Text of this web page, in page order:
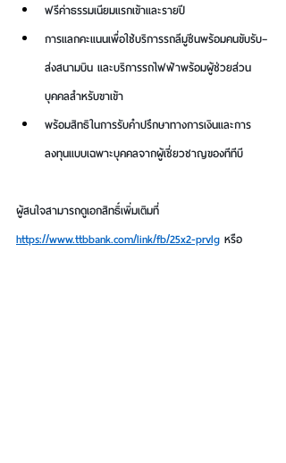
ฟรีค่าธรรมเนียมแรกเข้าและรายปี
การแลกคะแนนเพื่อใช้บริการรถลีมูซีนพร้อมคนขับรับ–
ส่งสนามบิน และบริการรถไฟฟ้าพร้อมผู้ช่วยส่วน
บุคคลสำหรับขาเข้า
พร้อมสิทธิในการรับคำปรึกษาทางการเงินและการ
ลงทุนแบบเฉพาะบุคคลจากผู้เชี่ยวชาญของทีทีบี
ผู้สนใจสามารถดูเอกสิทธิ์เพิ่มเติมที่
https://www.ttbbank.com/link/fb/25x2-prvlg หรือ